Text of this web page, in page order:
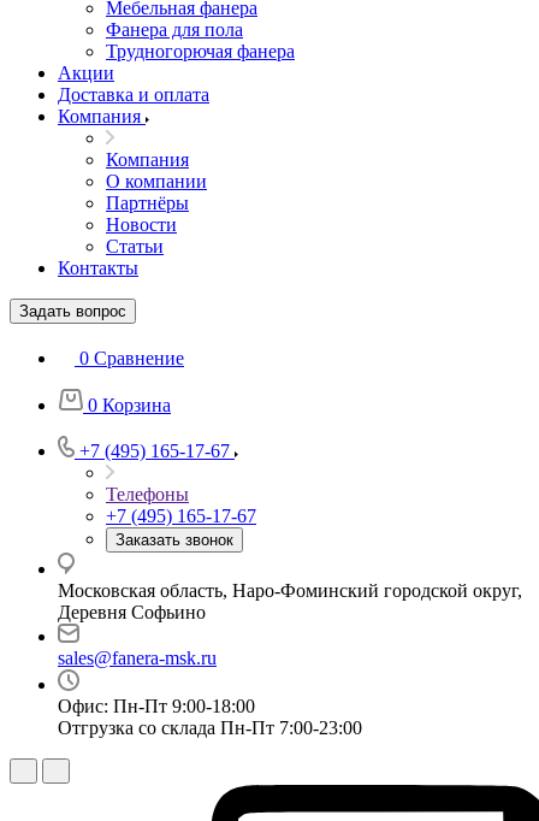
Мебельная фанера
Фанера для пола
Трудногорючая фанера
Акции
Доставка и оплата
Компания
Компания
О компании
Партнёры
Новости
Статьи
Контакты
Задать вопрос
0 Сравнение
0 Корзина
+7 (495) 165-17-67
Телефоны
+7 (495) 165-17-67
Заказать звонок
Московская область, Наро-Фоминский городской округ,
Деревня Софьино
sales@fanera-msk.ru
Офис: Пн-Пт 9:00-18:00
Отгрузка со склада Пн-Пт 7:00-23:00